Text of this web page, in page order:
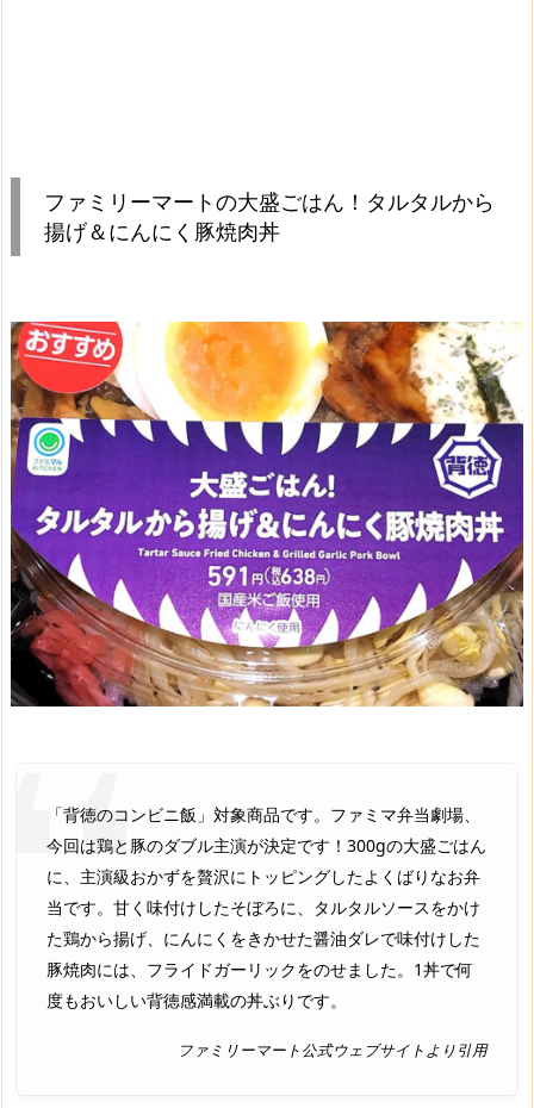
ファミリーマートの大盛ごはん！タルタルから
揚げ＆にんにく豚焼肉丼
「背徳のコンビニ飯」対象商品です。ファミマ弁当劇場、
今回は鶏と豚のダブル主演が決定です！300gの大盛ごはん
に、主演級おかずを贅沢にトッピングしたよくばりなお弁
当です。甘く味付けしたそぼろに、タルタルソースをかけ
た鶏から揚げ、にんにくをきかせた醤油ダレで味付けした
豚焼肉には、フライドガーリックをのせました。1丼で何
度もおいしい背徳感満載の丼ぶりです。
ファミリーマート公式ウェブサイトより引用